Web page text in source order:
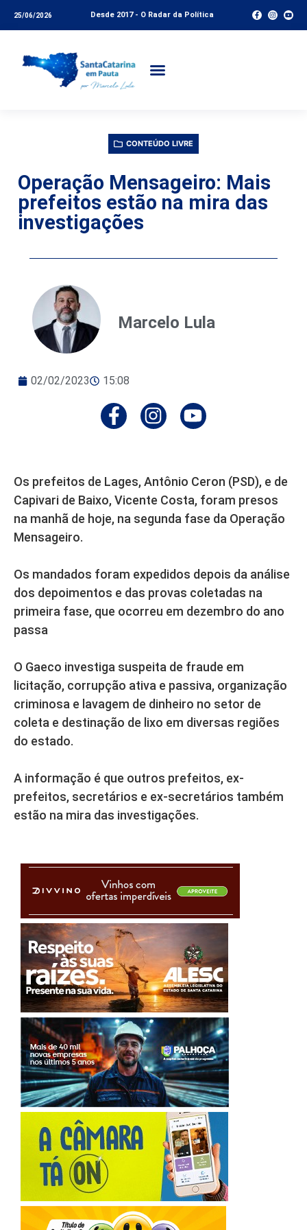
25/06/2026 Desde 2017 - O Radar da Política
CONTEÚDO LIVRE
Operação Mensageiro: Mais
prefeitos estão na mira das
investigações
Marcelo Lula
02/02/2023 15:08
Os prefeitos de Lages, Antônio Ceron (PSD), e de
Capivari de Baixo, Vicente Costa, foram presos
na manhã de hoje, na segunda fase da Operação
Mensageiro.
Os mandados foram expedidos depois da análise
dos depoimentos e das provas coletadas na
primeira fase, que ocorreu em dezembro do ano
passa
O Gaeco investiga suspeita de fraude em
licitação, corrupção ativa e passiva, organização
criminosa e lavagem de dinheiro no setor de
coleta e destinação de lixo em diversas regiões
do estado.
A informação é que outros prefeitos, ex-
prefeitos, secretários e ex-secretários também
estão na mira das investigações.